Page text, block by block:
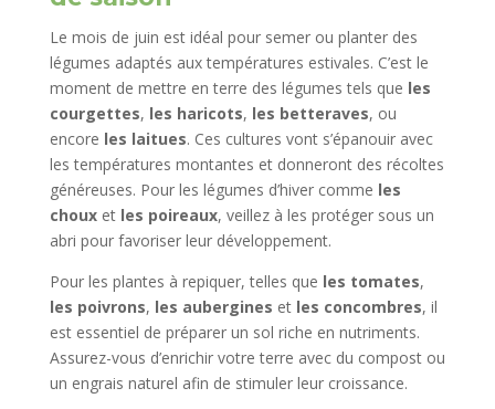
Le mois de juin est idéal pour semer ou planter des
légumes adaptés aux températures estivales. C’est le
moment de mettre en terre des légumes tels que les
courgettes, les haricots, les betteraves, ou
encore les laitues. Ces cultures vont s’épanouir avec
les températures montantes et donneront des récoltes
généreuses. Pour les légumes d’hiver comme les
chouxet les poireaux, veillez à les protéger sous un
abri pour favoriser leur développement.
Pour les plantes à repiquer, telles que les tomates,
les poivrons, les aubergines et les concombres, il
est essentiel de préparer un sol riche en nutriments.
Assurez-vous d’enrichir votre terre avec du compost ou
un engrais naturel afin de stimuler leur croissance.